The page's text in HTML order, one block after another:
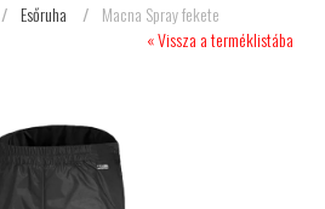
/ Esőruha / Macna Spray fekete
« Vissza a terméklistába